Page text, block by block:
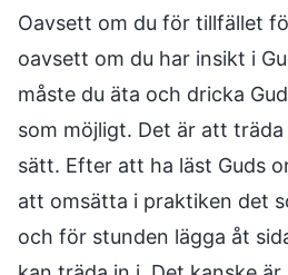
Oavsett om du för tillfället
oavsett om du har insikt i
måste du äta och dricka
som möjligt. Det är att
sätt. Efter att ha läst Guds
att omsätta i praktiken det
och för stunden lägga åt